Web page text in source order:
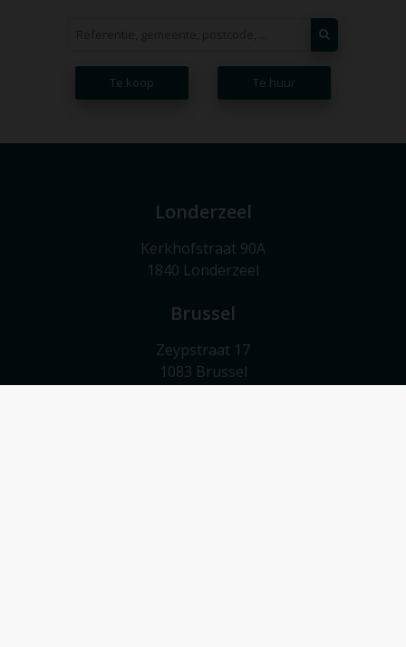
Te koop Te huur
Londerzeel
Kerkhofstraat 90A
1840 Londerzeel
Brussel
Zeypstraat 17
1083 Brussel